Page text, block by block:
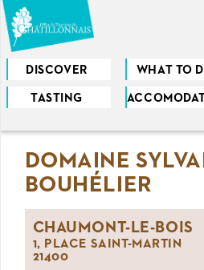
Skip
to
main
content
DISCOVER WHAT TO
TASTING
are
hereDOMAINE
BOUHÉLIER
CHAUMONT-LE-BOIS
1, PLACE SAINT-MARTIN
21400